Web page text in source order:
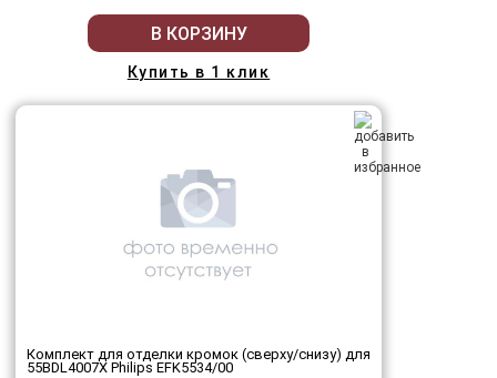
В КОРЗИНУ
Купить в 1 клик
Комплект для отделки кромок (сверху/снизу) для
55BDL4007X Philips EFK5534/00